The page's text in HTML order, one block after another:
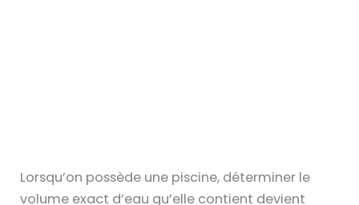
Lorsqu’on possède une piscine, déterminer le
volume exact d’eau qu’elle contient devient